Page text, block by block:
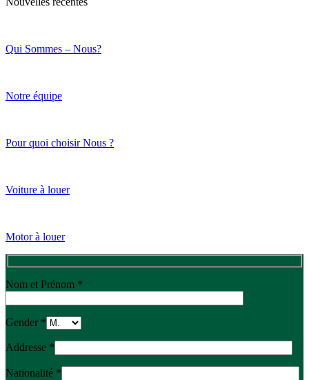
Qui Sommes – Nous?
Notre équipe
Pour quoi choisir Nous ?
Voiture à louer
Motor à louer
Nom et Prénom *
Gender *
Addresse *
Nationalité *